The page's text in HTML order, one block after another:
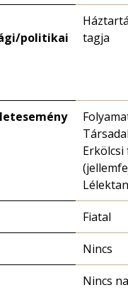
politikai
tagja
Erkölcsi
Fiatal
Nincs
Nincs